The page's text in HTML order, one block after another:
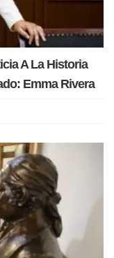
A La Historia
Emma Rivera